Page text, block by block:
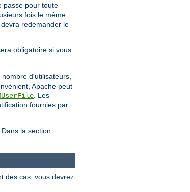
passe pour toute
fois le même
redemander le
obligatoire si vous
nombre d'utilisateurs,
Apache peut
. Les
fournies par
la section
des cas, vous devrez